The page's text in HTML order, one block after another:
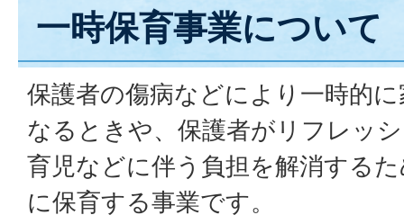
一時保育事業について
保護者の傷病などにより一時的
なるときや、保護者がリフレッ
育児などに伴う負担を解消する
に保育する事業です。